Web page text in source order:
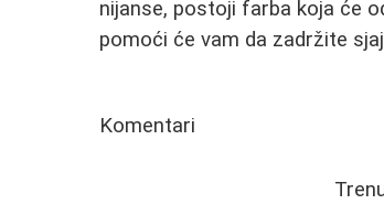
nijanse, postoji farba koja će
pomoći će vam da zadržite
Komentari